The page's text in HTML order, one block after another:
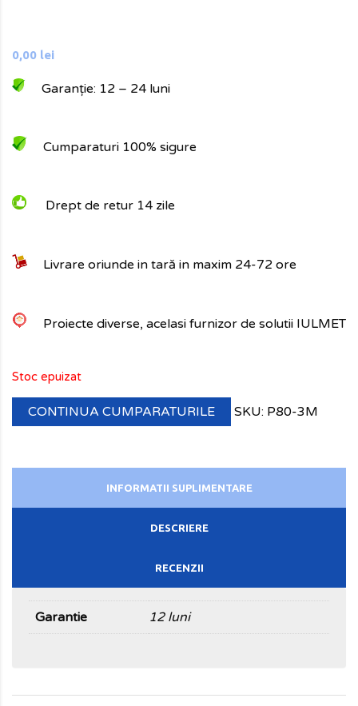
0,00 lei
Garanție: 12 – 24 luni
Cumparaturi 100% sigure
Drept de retur 14 zile
Livrare oriunde in tară in maxim 24-72 ore
Proiecte diverse, acelasi furnizor de solutii IULMET
Stoc epuizat
CONTINUA CUMPARATURILE SKU: P80-3M
INFORMATII SUPLIMENTARE
DESCRIERE
RECENZII
Garantie 12 luni